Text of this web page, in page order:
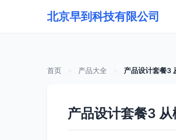
北京早到科技有限公司
首页 产品大全 产品设计套餐3
产品设计套餐3